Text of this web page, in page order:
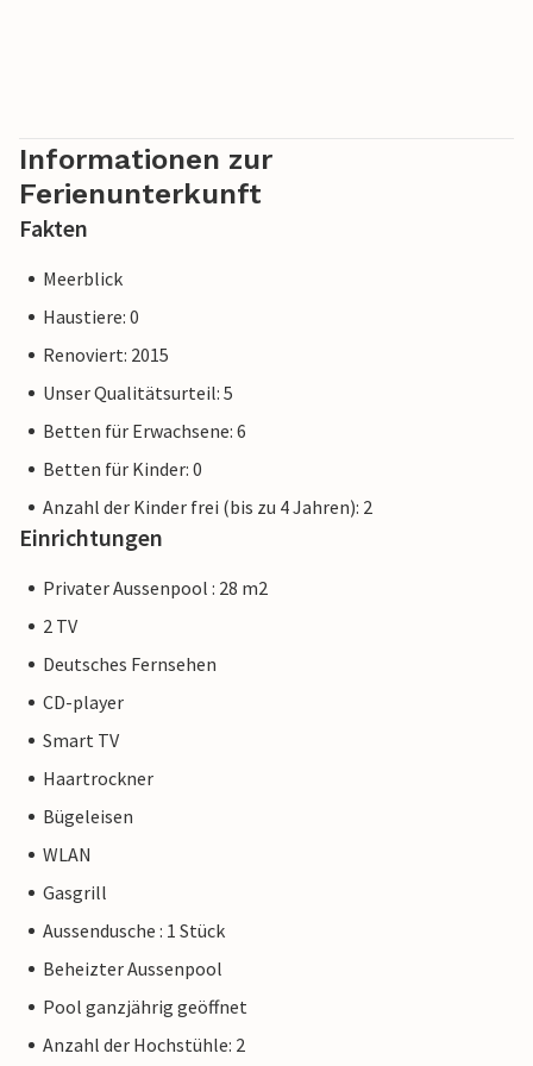
Informationen zur
Ferienunterkunft
Fakten
Meerblick
Haustiere: 0
Renoviert: 2015
Unser Qualitätsurteil: 5
Betten für Erwachsene: 6
Betten für Kinder: 0
Anzahl der Kinder frei (bis zu 4 Jahren): 2
Einrichtungen
Privater Aussenpool : 28 m2
2 TV
Deutsches Fernsehen
CD-player
Smart TV
Haartrockner
Bügeleisen
WLAN
Gasgrill
Aussendusche : 1 Stück
Beheizter Aussenpool
Pool ganzjährig geöffnet
Anzahl der Hochstühle: 2